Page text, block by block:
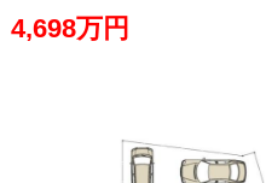
4,698万円